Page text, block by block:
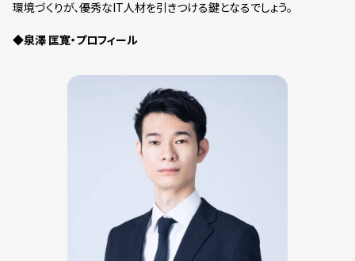
環境づくりが、優秀なIT人材を引きつける鍵となるでしょう。
◆泉澤 匡寛・プロフィール